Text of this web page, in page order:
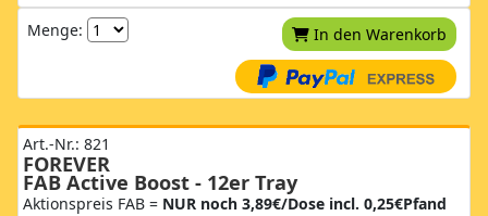
Menge: In den Warenkorb
Art.-Nr.: 821
FOREVER
FAB Active Boost - 12er Tray
Aktionspreis FAB = NUR noch 3,89€/Dose incl. 0,25€Pfand